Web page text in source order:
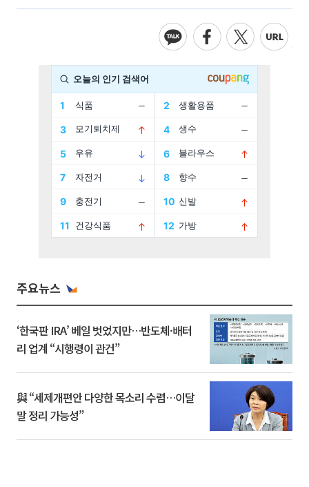
주요뉴스
‘한국판 IRA’ 베일 벗었지만…반도체·배터
리 업계 “시행령이 관건”
與 “세제개편안 다양한 목소리 수렴…이달
말 정리 가능성”